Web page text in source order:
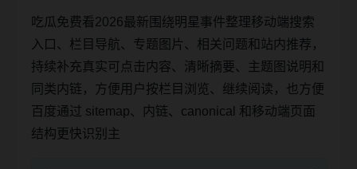
吃瓜免费看2026最新围绕明星事件整理移动端搜索
入口、栏目导航、专题图片、相关问题和站内推荐，
持续补充真实可点击内容、清晰摘要、主题图说明和
同类内链，方便用户按栏目浏览、继续阅读，也方便
百度通过 sitemap、内链、canonical 和移动端页面
结构更快识别主